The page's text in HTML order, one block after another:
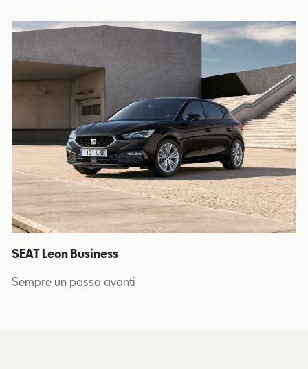
SEAT Leon Business
Sempre un passo avanti